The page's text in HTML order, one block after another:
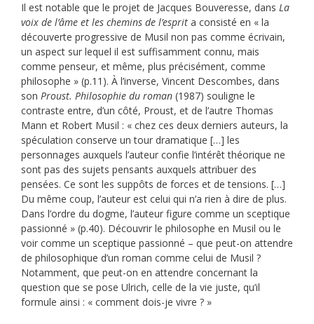
Il est notable que le projet de Jacques Bouveresse, dans La
voix de l’âme et les chemins de l’esprit a consisté en « la
découverte progressive de Musil non pas comme écrivain,
un aspect sur lequel il est suffisamment connu, mais
comme penseur, et même, plus précisément, comme
philosophe » (p.11). À l’inverse, Vincent Descombes, dans
son Proust. Philosophie du roman (1987) souligne le
contraste entre, d’un côté, Proust, et de l’autre Thomas
Mann et Robert Musil : « chez ces deux derniers auteurs, la
spéculation conserve un tour dramatique […] les
personnages auxquels l’auteur confie l’intérêt théorique ne
sont pas des sujets pensants auxquels attribuer des
pensées. Ce sont les suppôts de forces et de tensions. […]
Du même coup, l’auteur est celui qui n’a rien à dire de plus.
Dans l’ordre du dogme, l’auteur figure comme un sceptique
passionné » (p.40). Découvrir le philosophe en Musil ou le
voir comme un sceptique passionné – que peut-on attendre
de philosophique d’un roman comme celui de Musil ?
Notamment, que peut-on en attendre concernant la
question que se pose Ulrich, celle de la vie juste, qu’il
formule ainsi : « comment dois-je vivre ? »